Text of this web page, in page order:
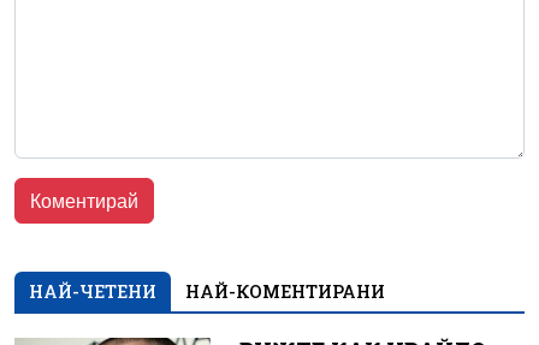
НАЙ-ЧЕТЕНИ НАЙ-КОМЕНТИРАНИ